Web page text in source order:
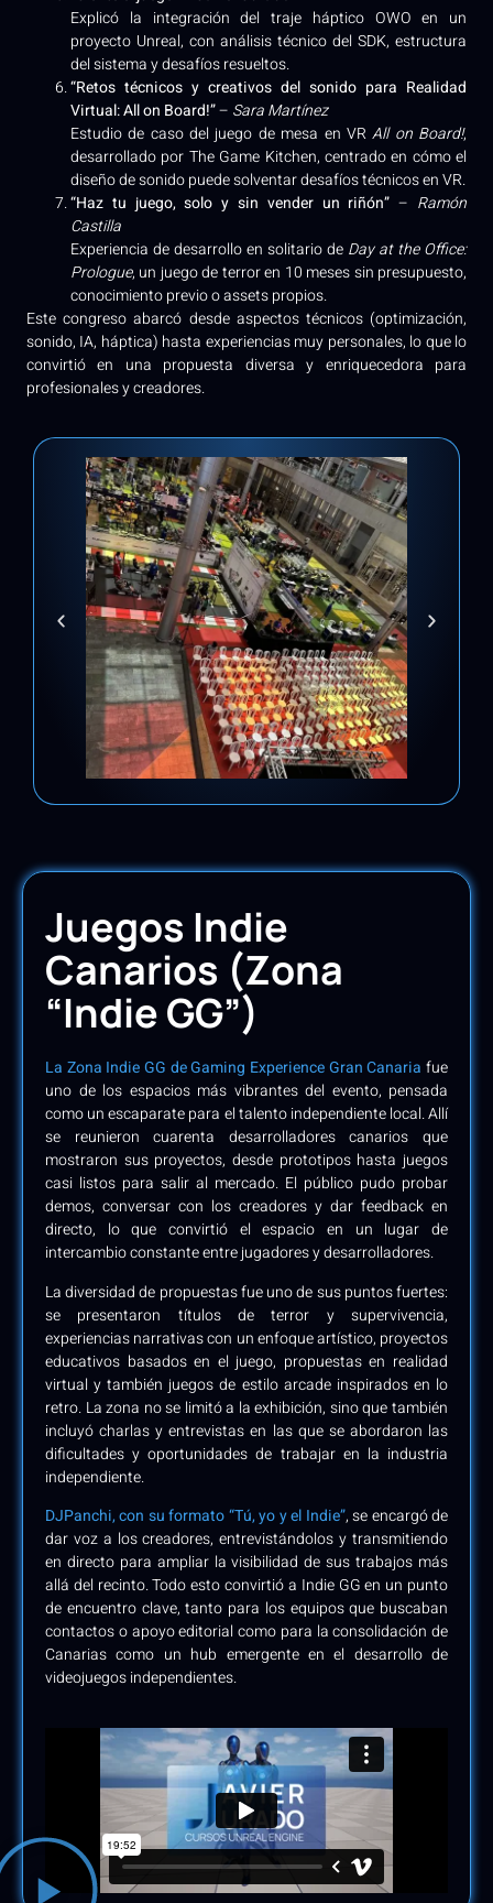
Explicó la integración del traje háptico OWO en un
proyecto Unreal, con análisis técnico del SDK, estructura
del sistema y desafíos resueltos.
“Retos técnicos y creativos del sonido para Realidad
Virtual: All on Board!”– Sara Martínez
Estudio de caso del juego de mesa en VRAll on Board!,
desarrollado por The Game Kitchen, centrado en cómo el
diseño de sonido puede solventar desafíos técnicos en VR.
“Haz tu juego, solo y sin vender un riñón” – Ramón
Castilla
Experiencia de desarrollo en solitario de Day at the Office:
Prologue, un juego de terror en 10 meses sin presupuesto,
conocimiento previo o assets propios.
Este congreso abarcó desde aspectos técnicos (optimización,
sonido, IA, háptica) hasta experiencias muy personales, lo que lo
convirtió en una propuesta diversa y enriquecedora para
profesionales y creadores.
Juegos Indie
Canarios (Zona
“Indie GG”)
La Zona Indie GG de Gaming Experience Gran Canaria fue
uno de los espacios más vibrantes del evento, pensada
como un escaparate para el talento independiente local. Allí
se reunieron cuarenta desarrolladores canarios que
mostraron sus proyectos, desde prototipos hasta juegos
casi listos para salir al mercado. El público pudo probar
demos, conversar con los creadores y dar feedback en
directo, lo que convirtió el espacio en un lugar de
intercambio constante entre jugadores y desarrolladores.
La diversidad de propuestas fue uno de sus puntos fuertes:
se presentaron títulos de terror y supervivencia,
experiencias narrativas con un enfoque artístico, proyectos
educativos basados en el juego, propuestas en realidad
virtual y también juegos de estilo arcade inspirados en lo
retro. La zona no se limitó a la exhibición, sino que también
incluyó charlas y entrevistas en las que se abordaron las
dificultades y oportunidades de trabajar en la industria
independiente.
DJPanchi, con su formato “Tú, yo y el Indie”, se encargó de
dar voz a los creadores, entrevistándolos y transmitiendo
en directo para ampliar la visibilidad de sus trabajos más
allá del recinto. Todo esto convirtió a Indie GG en un punto
de encuentro clave, tanto para los equipos que buscaban
contactos o apoyo editorial como para la consolidación de
Canarias como un hub emergente en el desarrollo de
videojuegos independientes.